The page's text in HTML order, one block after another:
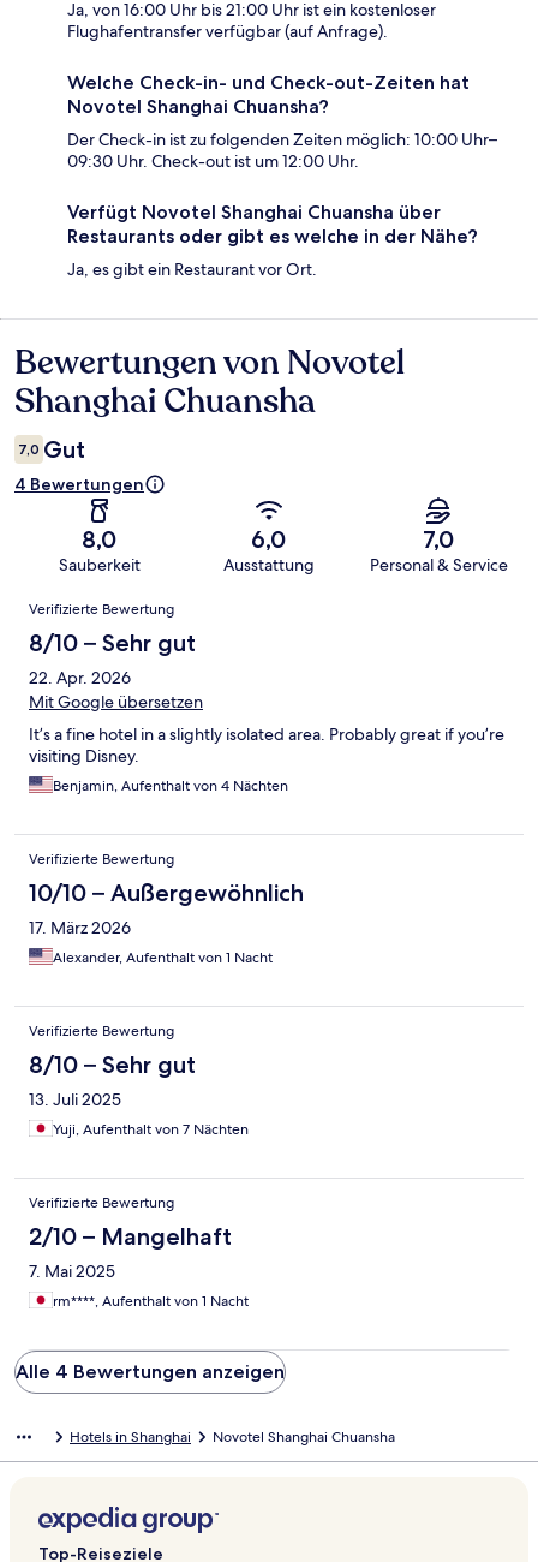
Ja, von 16:00 Uhr bis 21:00 Uhr ist ein kostenloser
Flughafentransfer verfügbar (auf Anfrage).
Welche Check-in- und Check-out-Zeiten hat
Novotel Shanghai Chuansha?
Der Check-in ist zu folgenden Zeiten möglich: 10:00 Uhr–
09:30 Uhr. Check-out ist um 12:00 Uhr.
Verfügt Novotel Shanghai Chuansha über
Restaurants oder gibt es welche in der Nähe?
Ja, es gibt ein Restaurant vor Ort.
Bewertungen
Bewertungen von Novotel
Shanghai Chuansha
7,0 Gut
4 Bewertungen
8,0
Sauberkeit
6,0
Ausstattung
7,0
Personal & Service
Bewertungen
Verifizierte Bewertung
8/10 – Sehr gut
22. Apr. 2026
Mit Google übersetzen
It’s a fine hotel in a slightly isolated area. Probably great if you’re
visiting Disney.
Benjamin, Aufenthalt von 4 Nächten
Verifizierte Bewertung
10/10 – Außergewöhnlich
17. März 2026
Alexander, Aufenthalt von 1 Nacht
Verifizierte Bewertung
8/10 – Sehr gut
13. Juli 2025
Yuji, Aufenthalt von 7 Nächten
Verifizierte Bewertung
2/10 – Mangelhaft
7. Mai 2025
rm****, Aufenthalt von 1 Nacht
Alle 4 Bewertungen anzeigen
Hotels in Shanghai Novotel Shanghai Chuansha
Top-Reiseziele